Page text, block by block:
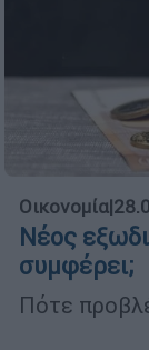
Οικονομία|
Νέος
συμφέρει;
Πότε